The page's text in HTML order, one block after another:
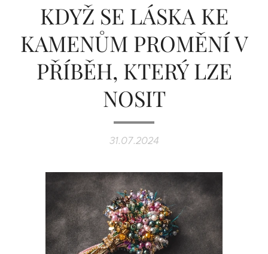
KDYŽ SE LÁSKA KE
KAMENŮM PROMĚNÍ V
PŘÍBĚH, KTERÝ LZE
NOSIT
31.07.2024